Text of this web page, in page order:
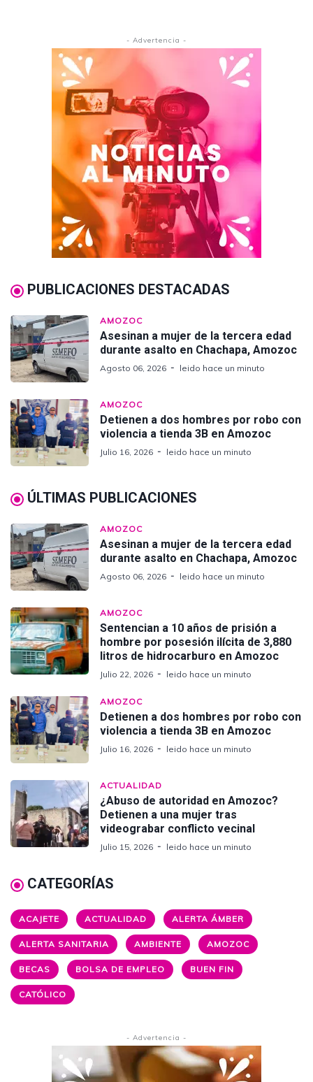
- Advertencia -
PUBLICACIONES DESTACADAS
AMOZOC
Asesinan a mujer de la tercera edad
durante asalto en Chachapa, Amozoc
Agosto 06, 2026 leido hace un minuto
AMOZOC
Detienen a dos hombres por robo con
violencia a tienda 3B en Amozoc
Julio 16, 2026 leido hace un minuto
ÚLTIMAS PUBLICACIONES
AMOZOC
Asesinan a mujer de la tercera edad
durante asalto en Chachapa, Amozoc
Agosto 06, 2026 leido hace un minuto
AMOZOC
Sentencian a 10 años de prisión a
hombre por posesión ilícita de 3,880
litros de hidrocarburo en Amozoc
Julio 22, 2026 leido hace un minuto
AMOZOC
Detienen a dos hombres por robo con
violencia a tienda 3B en Amozoc
Julio 16, 2026 leido hace un minuto
ACTUALIDAD
¿Abuso de autoridad en Amozoc?
Detienen a una mujer tras
videograbar conflicto vecinal
Julio 15, 2026 leido hace un minuto
CATEGORÍAS
ACAJETE ACTUALIDAD ALERTA ÁMBER
ALERTA SANITARIA AMBIENTE AMOZOC
BECAS BOLSA DE EMPLEO BUEN FIN
CATÓLICO
- Advertencia -